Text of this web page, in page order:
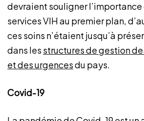
devraient souligner
services VIH au premier plan,
ces soins n’étaient jusqu’à
dans les structures de gestion
et des urgencesdu pays.
Covid-19